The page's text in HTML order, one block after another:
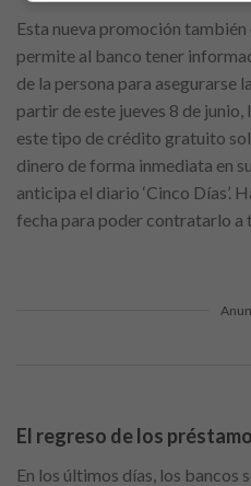
Esta nueva promoción también
permite al banco tener
de la persona para asegurarse
partir de este jueves 8 de
este tipo de crédito gratuito
dinero de forma inmediata en
anticipa el diario ‘Cinco Días’.
fecha para poder contratarlo a
El regreso de los
En los últimos días, los bancos